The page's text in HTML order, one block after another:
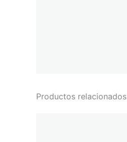
Productos relacionados